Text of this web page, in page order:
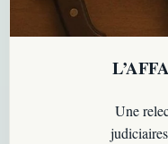
Une